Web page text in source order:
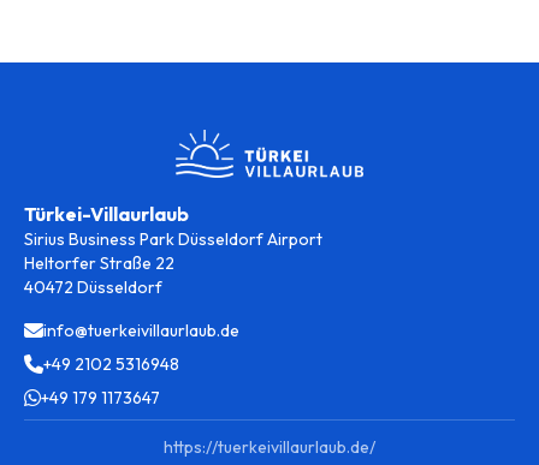
Türkei-Villaurlaub
Sirius Business Park Düsseldorf Airport
Heltorfer Straße 22
40472 Düsseldorf
info@tuerkeivillaurlaub.de
+49 2102 5316948
+49 179 1173647
https://tuerkeivillaurlaub.de/